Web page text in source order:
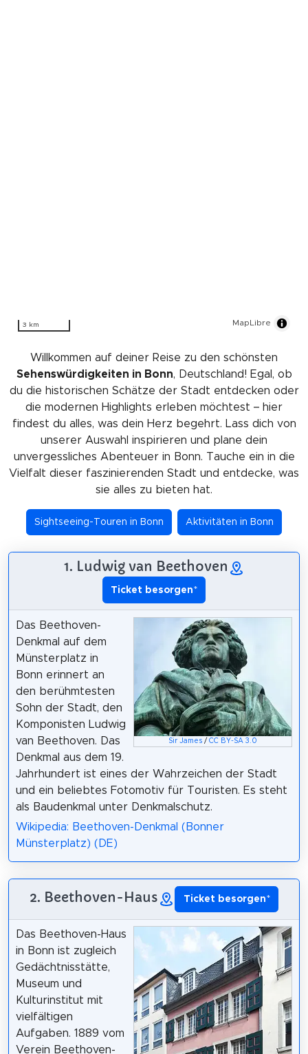
3 km MapLibre
Willkommen auf deiner Reise zu den schönsten
Sehenswürdigkeiten in Bonn, Deutschland! Egal, ob
du die historischen Schätze der Stadt entdecken oder
die modernen Highlights erleben möchtest – hier
findest du alles, was dein Herz begehrt. Lass dich von
unserer Auswahl inspirieren und plane dein
unvergessliches Abenteuer in Bonn. Tauche ein in die
Vielfalt dieser faszinierenden Stadt und entdecke, was
sie alles zu bieten hat.
Sightseeing-Touren in Bonn Aktivitäten in Bonn
1. Ludwig van Beethoven
Ticket besorgen*
Sir James /CC BY-SA 3.0
Das Beethoven-
Denkmal auf dem
Münsterplatz in
Bonn erinnert an
den berühmtesten
Sohn der Stadt, den
Komponisten Ludwig
van Beethoven. Das
Denkmal aus dem 19.
Jahrhundert ist eines der Wahrzeichen der Stadt
und ein beliebtes Fotomotiv für Touristen. Es steht
als Baudenkmal unter Denkmalschutz.
Wikipedia: Beethoven-Denkmal (Bonner
Münsterplatz) (DE)
2. Beethoven-Haus Ticket besorgen*
Das Beethoven-Haus
in Bonn ist zugleich
Gedächtnisstätte,
Museum und
Kulturinstitut mit
vielfältigen
Aufgaben. 1889 vom
Verein Beethoven-